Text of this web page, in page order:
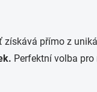
přímo z
Perfektní volba